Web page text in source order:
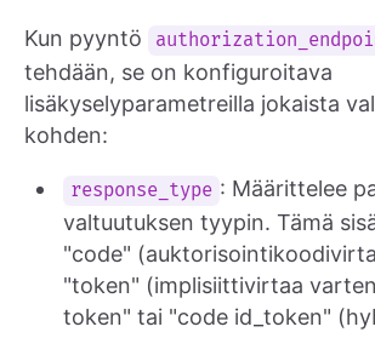
Kun pyyntö
tehdään, se on konfiguroitava
lisäkyselyparametreilla jokaista
kohden:
response_type : Määrittelee
valtuutuksen tyypin. Tämä
"code"
"token" (implisiittivirtaa
token" tai "code id_token"